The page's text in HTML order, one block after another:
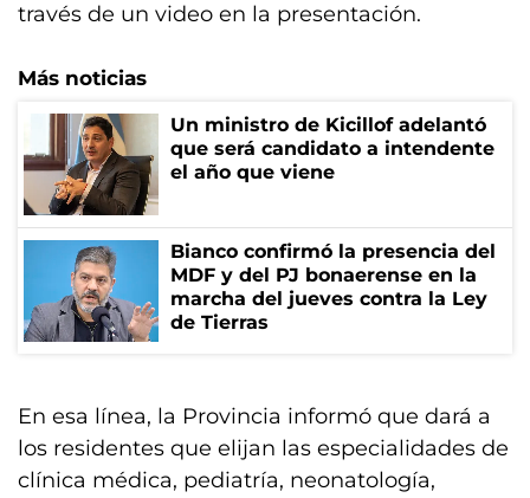
través de un video en la presentación.
Más noticias
Un ministro de Kicillof adelantó
que será candidato a intendente
el año que viene
Bianco confirmó la presencia del
MDF y del PJ bonaerense en la
marcha del jueves contra la Ley
de Tierras
En esa línea, la Provincia informó que dará a
los residentes que elijan las especialidades de
clínica médica, pediatría, neonatología,